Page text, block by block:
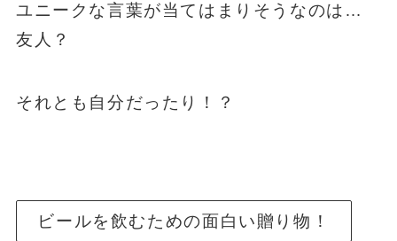
ユニークな言葉が当てはまりそうなのは…
友人？
それとも自分だったり！？
ビールを飲むための面白い贈り物！